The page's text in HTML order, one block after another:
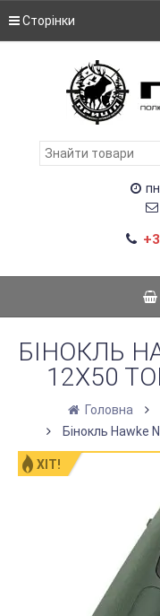
Сторінки
БІНОКЛЬ
12X50
Головна
Бінокль Hawke
ХІТ!